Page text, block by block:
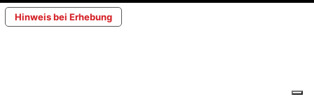
Hinweis bei Erhebung